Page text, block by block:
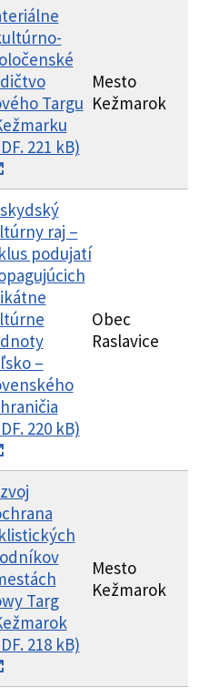
Targu
221 kB)
Mesto
Kežmarok
raj –
podujatí
–
220 kB)
Obec
Raslavice
Targ
218 kB)
Mesto
Kežmarok